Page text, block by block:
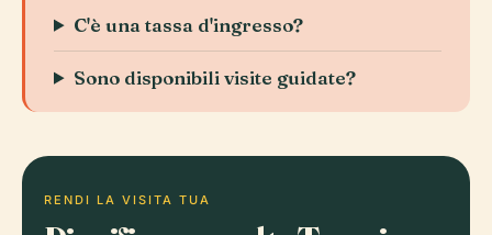
C'è una tassa d'ingresso?
Sono disponibili visite guidate?
RENDI LA VISITA TUA